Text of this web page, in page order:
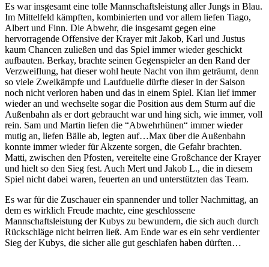
Es war insgesamt eine tolle Mannschaftsleistung aller Jungs in Blau.
Im Mittelfeld kämpften, kombinierten und vor allem liefen Tiago,
Albert und Finn. Die Abwehr, die insgesamt gegen eine
hervorragende Offensive der Krayer mit Jakob, Karl und Justus
kaum Chancen zuließen und das Spiel immer wieder geschickt
aufbauten. Berkay, brachte seinen Gegenspieler an den Rand der
Verzweiflung, hat dieser wohl heute Nacht von ihm geträumt, denn
so viele Zweikämpfe und Laufduelle dürfte dieser in der Saison
noch nicht verloren haben und das in einem Spiel. Kian lief immer
wieder an und wechselte sogar die Position aus dem Sturm auf die
Außenbahn als er dort gebraucht war und hing sich, wie immer, voll
rein. Sam und Martin liefen die “Abwehrhünen“ immer wieder
mutig an, liefen Bälle ab, legten auf…Max über die Außenbahn
konnte immer wieder für Akzente sorgen, die Gefahr brachten.
Matti, zwischen den Pfosten, vereitelte eine Großchance der Krayer
und hielt so den Sieg fest. Auch Mert und Jakob L., die in diesem
Spiel nicht dabei waren, feuerten an und unterstützten das Team.
Es war für die Zuschauer ein spannender und toller Nachmittag, an
dem es wirklich Freude machte, eine geschlossene
Mannschaftsleistung der Kubys zu bewundern, die sich auch durch
Rückschläge nicht beirren ließ. Am Ende war es ein sehr verdienter
Sieg der Kubys, die sicher alle gut geschlafen haben dürften…